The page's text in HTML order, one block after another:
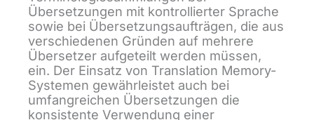
Übersetzungen mit kontrollierter Sprache
sowie bei Übersetzungsaufträgen, die aus
verschiedenen Gründen auf mehrere
Übersetzer aufgeteilt werden müssen,
ein. Der Einsatz von Translation Memory-
Systemen gewährleistet auch bei
umfangreichen Übersetzungen die
konsistente Verwendung einer